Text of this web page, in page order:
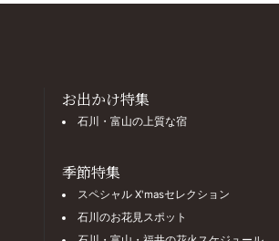
お出かけ特集
石川・富山の上質な宿
季節特集
スペシャル X'masセレクション
石川のお花見スポット